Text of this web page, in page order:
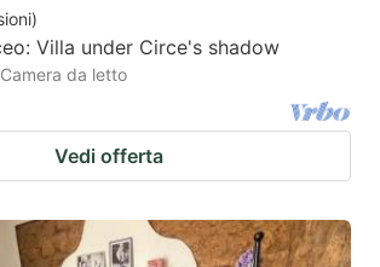
)
Villa under Circe's shadow
Camera da letto
Vedi offerta